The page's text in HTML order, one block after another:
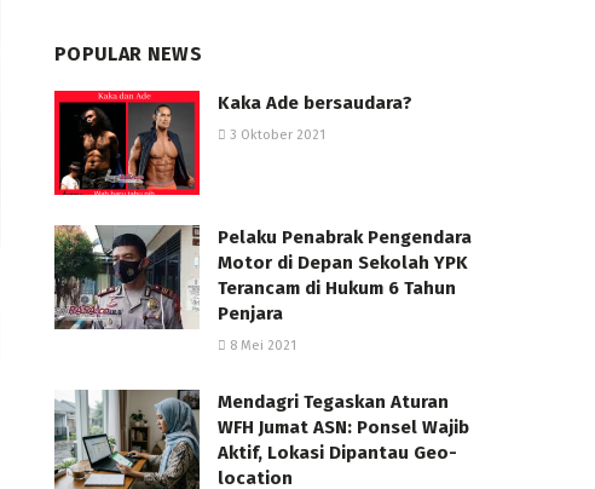
POPULAR NEWS
Kaka Ade bersaudara?
3 Oktober 2021
Pelaku Penabrak Pengendara
Motor di Depan Sekolah YPK
Terancam di Hukum 6 Tahun
Penjara
8 Mei 2021
Mendagri Tegaskan Aturan
WFH Jumat ASN: Ponsel Wajib
Aktif, Lokasi Dipantau Geo-
location